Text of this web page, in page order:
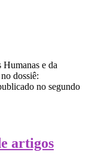
e da
dossiê:
no segundo
artigos